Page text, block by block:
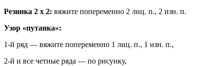
Резинка 2 x 2: вяжите попеременно 2 лиц. п., 2 изн. п.
Узор «путанка»:
1-й ряд — вяжите попеременно 1 лиц. п., 1 изн. п.,
2-й и все четные ряда — по рисунку,